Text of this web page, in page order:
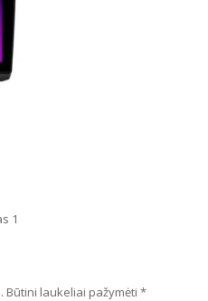
1
Būtini laukeliai pažymėti *